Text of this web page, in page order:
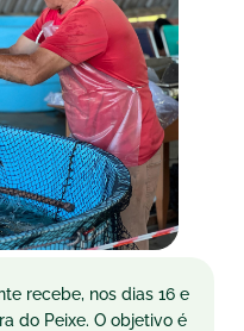
recebe, nos dias 16 e
do Peixe. O objetivo é